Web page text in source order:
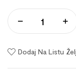
Dodaj Na Listu